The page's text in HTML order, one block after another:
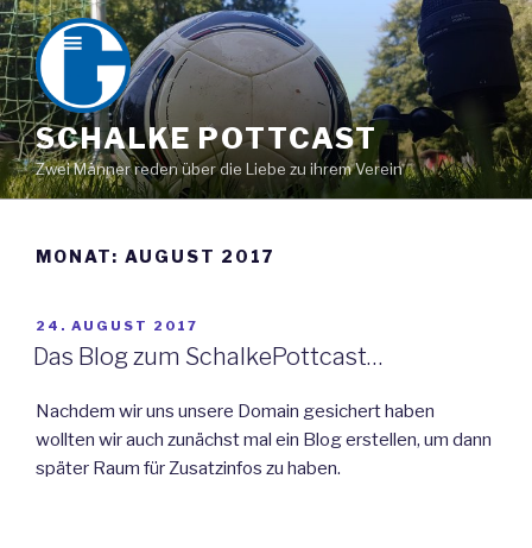
Zum
Inhalt
springen
SCHALKE POTTCAST
Zwei Männer reden über die Liebe zu ihrem Verein
MONAT: AUGUST 2017
VERÖFFENTLICHT
AM
24. AUGUST 2017
Das Blog zum SchalkePottcast…
Nachdem wir uns unsere Domain gesichert haben
wollten wir auch zunächst mal ein Blog erstellen, um dann
später Raum für Zusatzinfos zu haben.